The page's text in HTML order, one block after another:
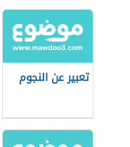
تعبير عن النجوم